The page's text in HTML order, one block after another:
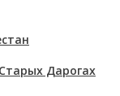
Дарогах